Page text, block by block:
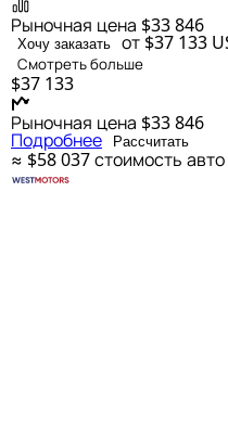
Рыночная цена $33 846
Хочу заказать от $37 133
Смотреть больше
$37 133
Рыночная цена $33 846
Подробнее Рассчитать
≈ $58 037стоимость